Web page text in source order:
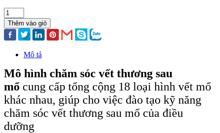
Thêm vào giỏ
Mô tả
Mô hình chăm sóc vết thương sau
mổ cung cấp tổng cộng 18 loại hình vết mổ
khác nhau, giúp cho việc đào tạo kỹ năng
chăm sóc vết thương sau mổ của điều
dưỡng